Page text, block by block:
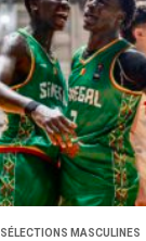
SÉLECTIONS MASCULINES